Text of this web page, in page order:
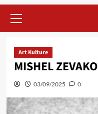
Menu
Art Kulture
MISHEL ZEVAKO
03/09/2025 0